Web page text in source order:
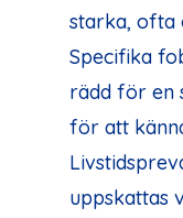
starka, ofta
Specifika
rädd för en
för att
uppskattas